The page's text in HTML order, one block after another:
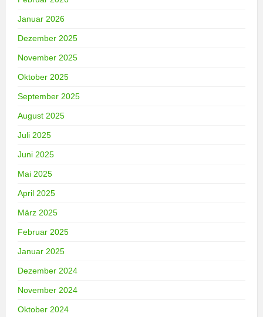
Januar 2026
Dezember 2025
November 2025
Oktober 2025
September 2025
August 2025
Juli 2025
Juni 2025
Mai 2025
April 2025
März 2025
Februar 2025
Januar 2025
Dezember 2024
November 2024
Oktober 2024